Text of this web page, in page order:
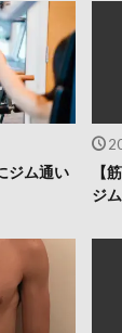
ジム通い
【
ジ